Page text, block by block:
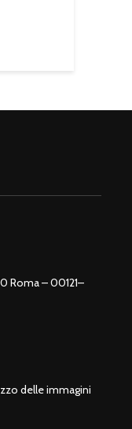
Roma – 00121–
delle immagini